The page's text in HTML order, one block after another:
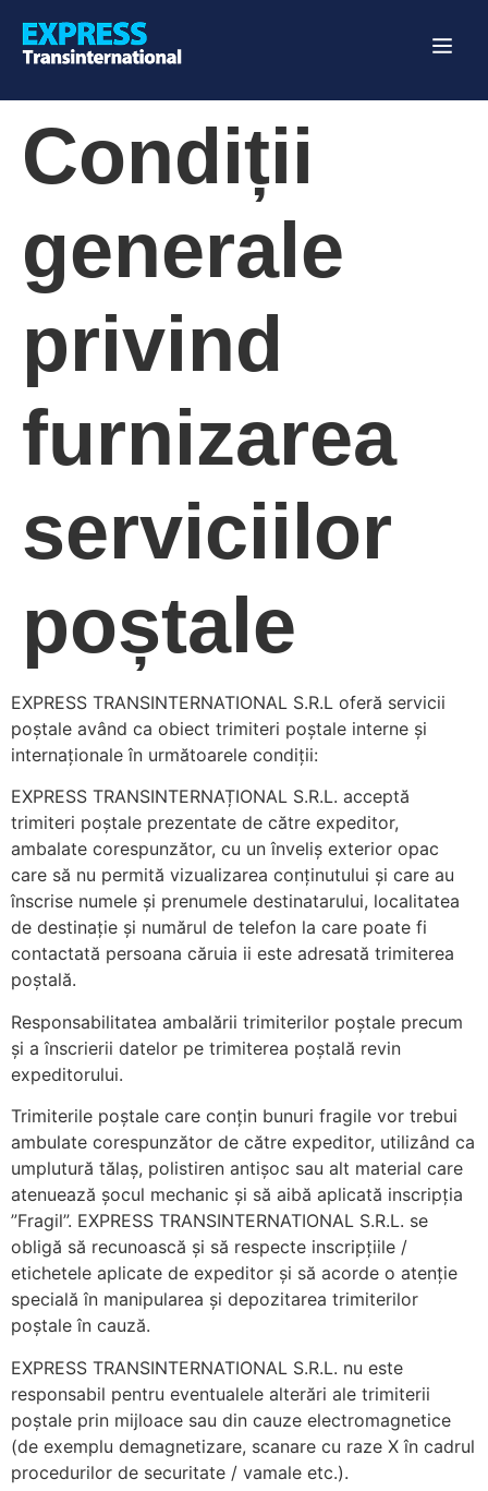
Condiții
generale
privind
furnizarea
serviciilor
poștale
EXPRESS TRANSINTERNATIONAL S.R.L oferă servicii
poștale având ca obiect trimiteri poștale interne și
internaționale în următoarele condiții:
EXPRESS TRANSINTERNAȚIONAL S.R.L. acceptă
trimiteri poștale prezentate de către expeditor,
ambalate corespunzător, cu un înveliș exterior opac
care să nu permită vizualizarea conținutului și care au
înscrise numele și prenumele destinatarului, localitatea
de destinație și numărul de telefon la care poate fi
contactată persoana căruia ii este adresată trimiterea
poștală.
Responsabilitatea ambalării trimiterilor poștale precum
și a înscrierii datelor pe trimiterea poștală revin
expeditorului.
Trimiterile poștale care conțin bunuri fragile vor trebui
ambulate corespunzător de către expeditor, utilizând ca
umplutură tălaș, polistiren antișoc sau alt material care
atenuează șocul mechanic și să aibă aplicată inscripția
”Fragil”. EXPRESS TRANSINTERNATIONAL S.R.L. se
obligă să recunoască și să respecte inscripțiile /
etichetele aplicate de expeditor și să acorde o atenție
specială în manipularea și depozitarea trimiterilor
poștale în cauză.
EXPRESS TRANSINTERNATIONAL S.R.L. nu este
responsabil pentru eventualele alterări ale trimiterii
poștale prin mijloace sau din cauze electromagnetice
(de exemplu demagnetizare, scanare cu raze X în cadrul
procedurilor de securitate / vamale etc.).